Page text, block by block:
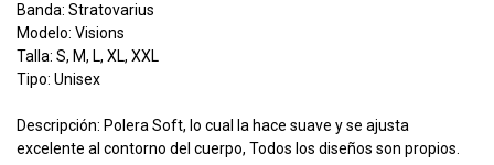
Banda: Stratovarius
Modelo: Visions
Talla: S, M, L, XL, XXL
Tipo: Unisex
Descripción: Polera Soft, lo cual la hace suave y se ajusta
excelente al contorno del cuerpo, Todos los diseños son propios.